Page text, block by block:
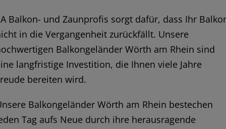
Balkon- und Zaunprofis sorgt dafür, dass Ihr
in die Vergangenheit zurückfällt. Unsere
Balkongeländer Wörth am Rhein sind
langfristige Investition, die Ihnen viele Jahre
bereiten wird.
Balkongeländer Wörth am Rhein bestechen
Tag aufs Neue durch ihre herausragende